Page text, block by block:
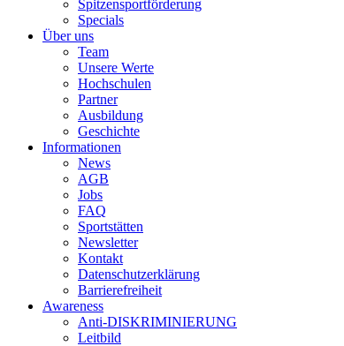
Spitzensportförderung
Specials
Über uns
Team
Unsere Werte
Hochschulen
Partner
Ausbildung
Geschichte
Informationen
News
AGB
Jobs
FAQ
Sportstätten
Newsletter
Kontakt
Datenschutzerklärung
Barrierefreiheit
Awareness
Anti-DISKRIMINIERUNG
Leitbild